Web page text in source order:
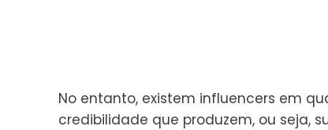
No entanto, existem influencers em
credibilidade que produzem, ou seja,